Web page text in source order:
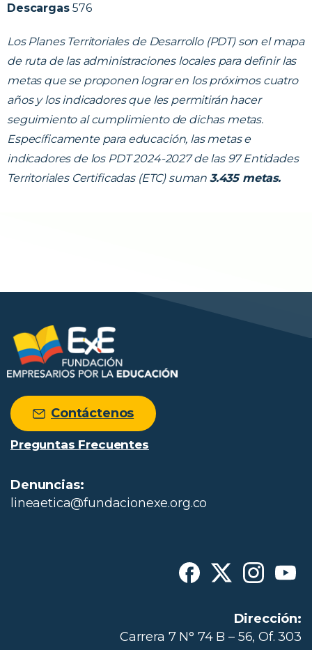
Los Planes Territoriales de Desarrollo (PDT) son el mapa
de ruta de las administraciones locales para definir las
metas que se proponen lograr en los próximos cuatro
años y los indicadores que les permitirán hacer
seguimiento al cumplimiento de dichas metas.
Específicamente para educación, las metas e
indicadores de los PDT 2024-2027 de las 97 Entidades
Territoriales Certificadas (ETC) suman 3.435 metas.
Descargas576
Contáctenos
Preguntas Frecuentes
Denuncias:
lineaetica@fundacionexe.org.co
Dirección:
Carrera 7 N° 74 B – 56, Of. 303